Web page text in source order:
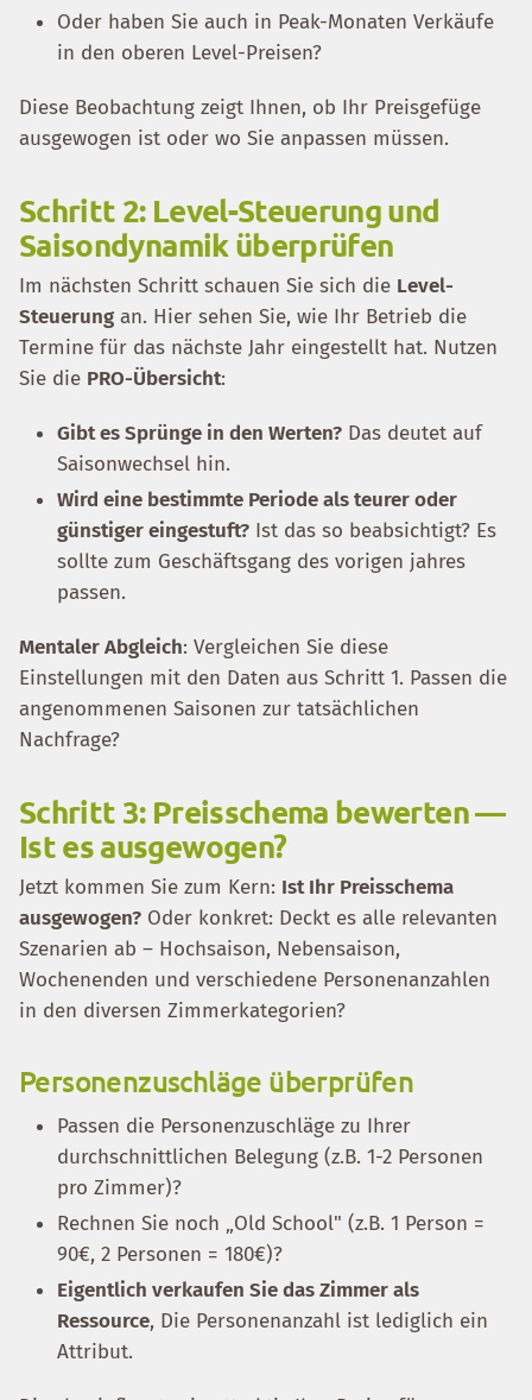
Oder haben Sie auch in Peak-Monaten Verkäufe
in den oberen Level-Preisen?
Diese Beobachtung zeigt Ihnen, ob Ihr Preisgefüge
ausgewogen ist oder wo Sie anpassen müssen.
Schritt 2: Level-Steuerung und
Saisondynamik überprüfen
Im nächsten Schritt schauen Sie sich die Level-
Steuerung an. Hier sehen Sie, wie Ihr Betrieb die
Termine für das nächste Jahr eingestellt hat. Nutzen
Sie die PRO-Übersicht:
Gibt es Sprünge in den Werten? Das deutet auf
Saisonwechsel hin.
Wird eine bestimmte Periode als teurer oder
günstiger eingestuft? Ist das so beabsichtigt? Es
sollte zum Geschäftsgang des vorigen jahres
passen.
Mentaler Abgleich: Vergleichen Sie diese
Einstellungen mit den Daten aus Schritt 1. Passen die
angenommenen Saisonen zur tatsächlichen
Nachfrage?
Schritt 3: Preisschema bewerten —
Ist es ausgewogen?
Jetzt kommen Sie zum Kern: Ist Ihr Preisschema
ausgewogen? Oder konkret: Deckt es alle relevanten
Szenarien ab – Hochsaison, Nebensaison,
Wochenenden und verschiedene Personenanzahlen
in den diversen Zimmerkategorien?
Personenzuschläge überprüfen
Passen die Personenzuschläge zu Ihrer
durchschnittlichen Belegung (z.B. 1-2 Personen
pro Zimmer)?
Rechnen Sie noch „Old School" (z.B. 1 Person =
90€, 2 Personen = 180€)?
Eigentlich verkaufen Sie das Zimmer als
Ressource, Die Personenanzahl ist lediglich ein
Attribut.